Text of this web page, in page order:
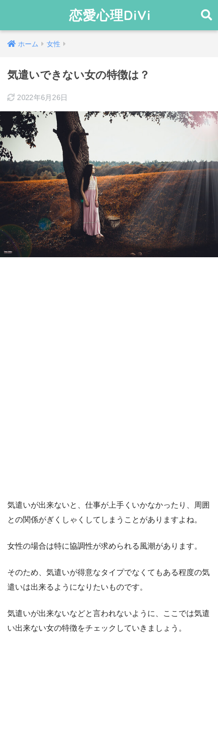
恋愛心理DiVi
ホーム 女性
気遣いできない女の特徴は？
2022年6月26日
気遣いが出来ないと、仕事が上手くいかなかったり、周囲
との関係がぎくしゃくしてしまうことがありますよね。
女性の場合は特に協調性が求められる風潮があります。
そのため、気遣いが得意なタイプでなくてもある程度の気
遣いは出来るようになりたいものです。
気遣いが出来ないなどと言われないように、ここでは気遣
い出来ない女の特徴をチェックしていきましょう。